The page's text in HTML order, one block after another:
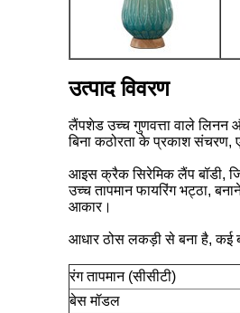
उत्पाद विवरण
लैंपशेड उच्च गुणवत्ता वाले लिनन
बिना कठोरता के प्रकाश संचरण,
आइस क्रैक सिरेमिक लैंप बॉडी,
उच्च तापमान फायरिंग भट्ठा,
आकार।
आधार ठोस लकड़ी से बना है, कई
रंग तापमान (सीसीटी)
बेस मॉडल